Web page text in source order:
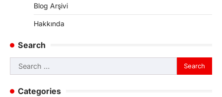
Blog Arşivi
Hakkında
Search
Search
for:
Categories